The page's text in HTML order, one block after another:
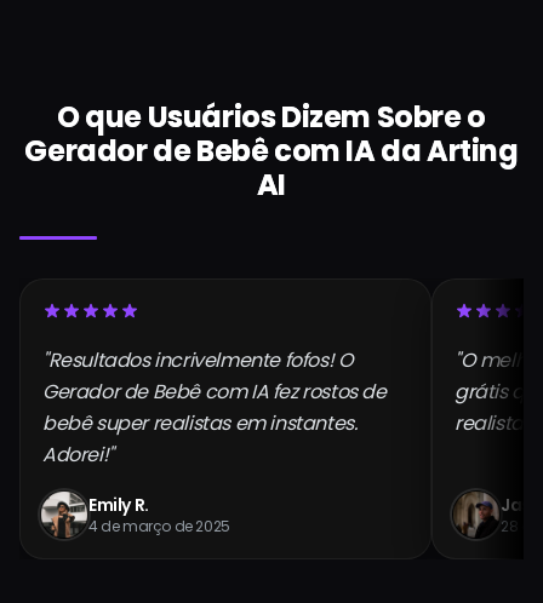
O que Usuários Dizem Sobre o
Gerador de Bebê com IA da Arting
AI
"Resultados incrivelmente fofos! O
Gerador de Bebê com IA fez rostos de
bebê super realistas em instantes.
Adorei!"
Emily R.
4 de março de 2025
"O
grátis
realista
28 de